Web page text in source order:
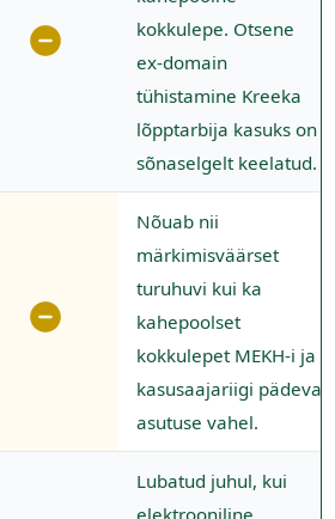
kokkulepe. Otsene
ex-domain
tühistamine Kreeka
lõpptarbija kasuks on
sõnaselgelt keelatud.
Nõuab nii
märkimisväärset
turuhuvi kui ka
kahepoolset
kokkulepet MEKH-i ja
kasusaajariigi pädeva
asutuse vahel.
Lubatud juhul, kui